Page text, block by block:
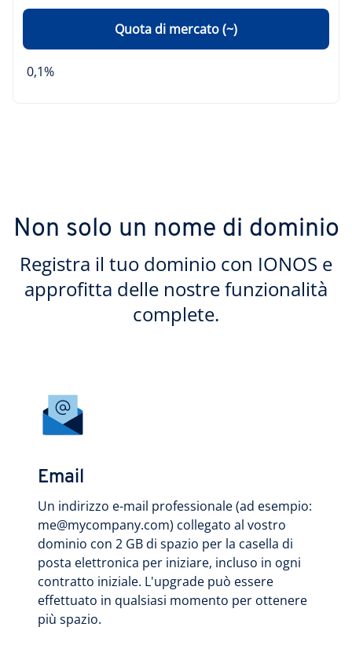
Quota di mercato (~)
0,1%
Non solo un nome di dominio
Registra il tuo dominio con IONOS e
approfitta delle nostre funzionalità
complete.
Email
Un indirizzo e-mail professionale (ad esempio:
me@mycompany.com) collegato al vostro
dominio con 2 GB di spazio per la casella di
posta elettronica per iniziare, incluso in ogni
contratto iniziale. L'upgrade può essere
effettuato in qualsiasi momento per ottenere
più spazio.